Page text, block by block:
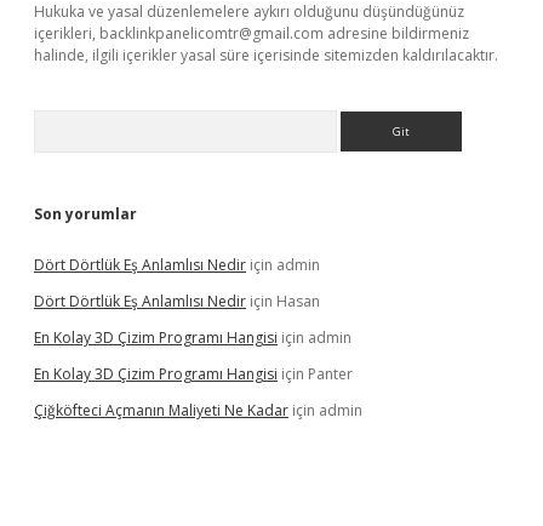
Hukuka ve yasal düzenlemelere aykırı olduğunu düşündüğünüz
içerikleri, backlinkpanelicomtr@gmail.com adresine bildirmeniz
halinde, ilgili içerikler yasal süre içerisinde sitemizden kaldırılacaktır.
Son yorumlar
Dört Dörtlük Eş Anlamlısı Nedir için admin
Dört Dörtlük Eş Anlamlısı Nedir için Hasan
En Kolay 3D Çizim Programı Hangisi için admin
En Kolay 3D Çizim Programı Hangisi için Panter
Çiğköfteci Açmanın Maliyeti Ne Kadar için admin